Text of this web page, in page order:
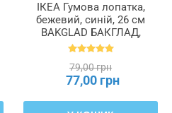
ІКЕА Гумова лопатка,
бежевий, синій, 26 см
BAKGLAD БАКГЛАД,
204.855.48
79,00 грн
77,00 грн